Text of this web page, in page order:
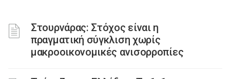
Στουρνάρας: Στόχος είναι η
πραγματική σύγκλιση χωρίς
μακροοικονομικές ανισορροπίες